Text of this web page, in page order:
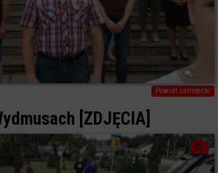
0
Powiat ostrołecki
[ZDJĘCIA]